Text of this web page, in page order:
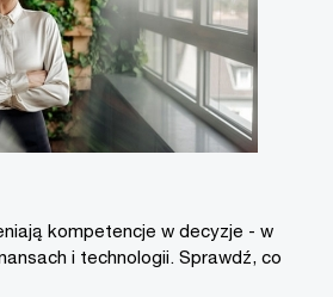
kompetencje w decyzje - w
i technologii. Sprawdź, co